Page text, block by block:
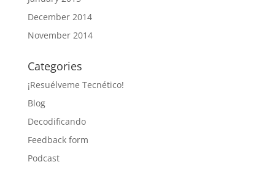
December 2014
November 2014
Categories
¡Resuélveme Tecnético!
Blog
Decodificando
Feedback form
Podcast